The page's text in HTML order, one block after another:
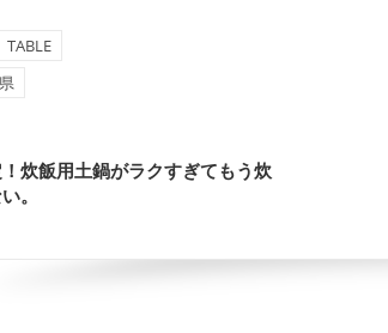
TABLE
炊飯用土鍋がラクすぎてもう炊
。